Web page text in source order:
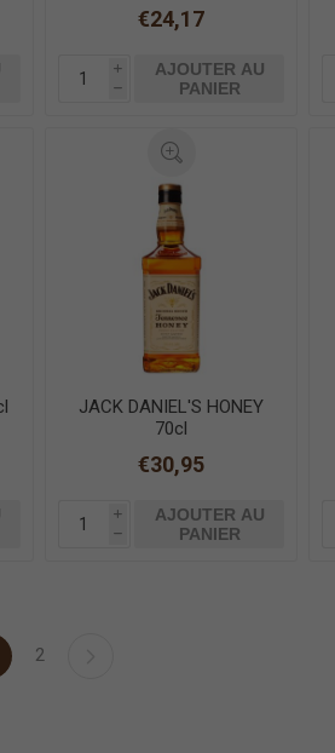
€24,17
i
h
AJOUTER AU
PANIER
JACK DANIEL'S HONEY
70cl
€30,95
i
h
AJOUTER AU
PANIER
2